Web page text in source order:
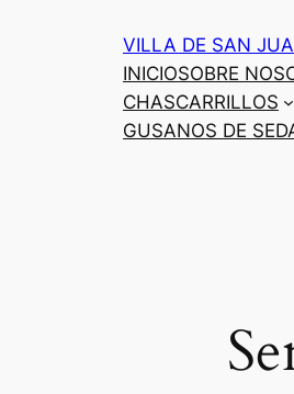
VILLA DE SAN
INICIOSOBRE
CHASCARRILLOS
GUSANOS DE